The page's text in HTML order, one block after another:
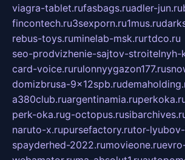
viagra-tablet.rufasbags.ruadler-jun.ru
fincontech.ru3sexporn.ru1mus.ru
rebus-toys.ruminelab-msk.rurtdco.ru
seo-prodvizhenie-sajtov-stroitelnyh-
card-voice.rurulonnyygazon177.ru
domizbrusa-9x12spb.ru
a380club.ruargentinamia.ru
perk-oka.rug-octopus.ru
naruto-x.rupursefactory.rutor-
spayderhed-2022.rumovieone.ru